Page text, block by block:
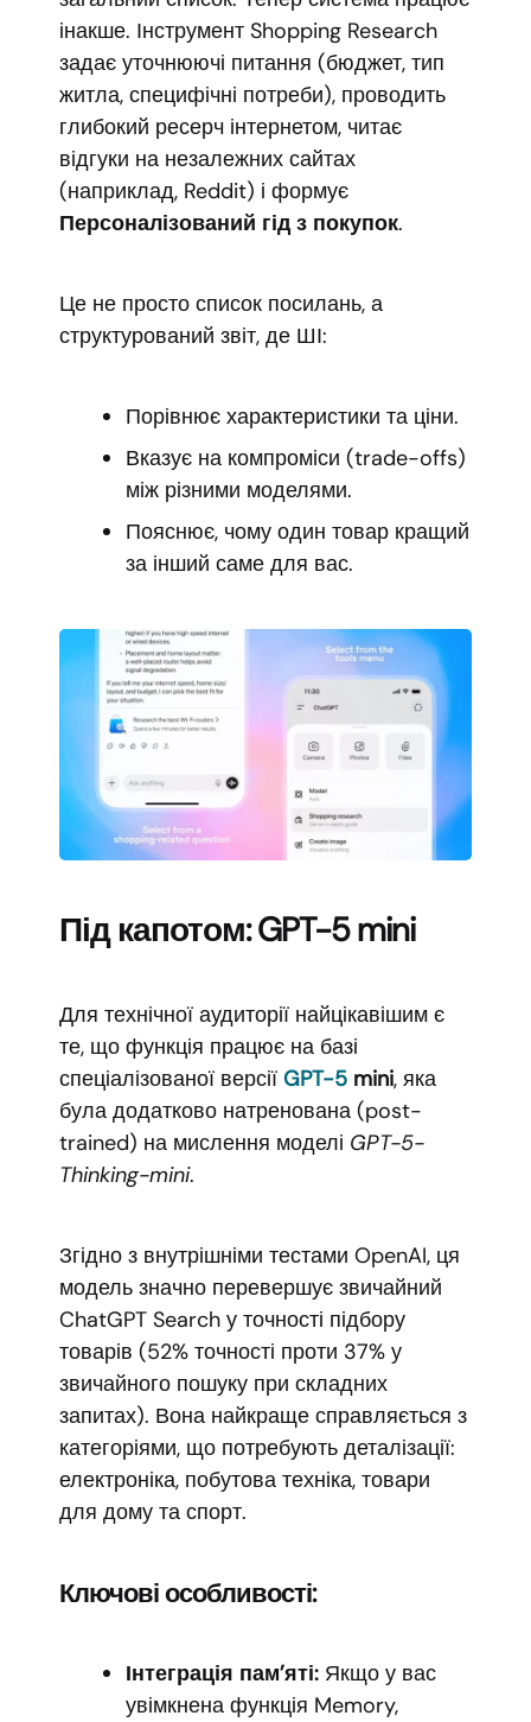
інакше. Інструмент Shopping Research
задає уточнюючі питання (бюджет, тип
житла, специфічні потреби), проводить
глибокий ресерч інтернетом, читає
відгуки на незалежних сайтах
(наприклад, Reddit) і формує
Персоналізований гід з покупок.
Це не просто список посилань, а
структурований звіт, де ШІ:
Порівнює характеристики та ціни.
Вказує на компроміси (trade-offs)
між різними моделями.
Пояснює, чому один товар кращий
за інший саме для вас.
Під капотом: GPT-5 mini
Для технічної аудиторії найцікавішим є
те, що функція працює на базі
спеціалізованої версії GPT-5 mini, яка
була додатково натренована (post-
trained) на мислення моделі GPT-5-
Thinking-mini.
Згідно з внутрішніми тестами OpenAI, ця
модель значно перевершує звичайний
ChatGPT Search у точності підбору
товарів (52% точності проти 37% у
звичайного пошуку при складних
запитах). Вона найкраще справляється з
категоріями, що потребують деталізації:
електроніка, побутова техніка, товари
для дому та спорт.
Ключові особливості:
Інтеграція пам’яті: Якщо у вас
увімкнена функція Memory,